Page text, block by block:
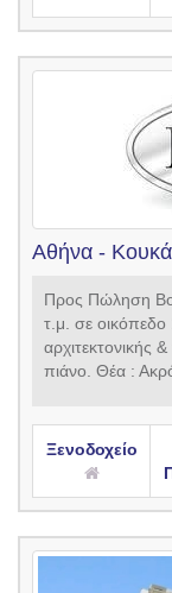
Αθήνα -
Προς Πώληση
τ.μ. σε οικόπεδο
αρχιτεκτονικής
πιάνο. Θέα :
Ξενοδοχείο